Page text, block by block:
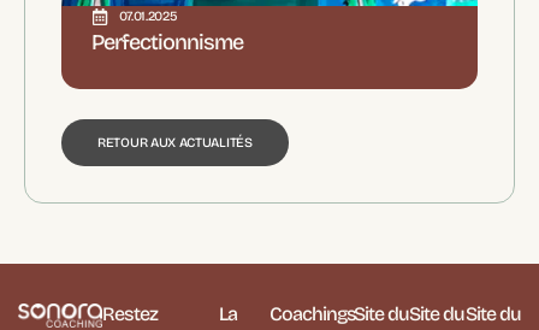
07.01.2025
Perfectionnisme
RETOUR AUX ACTUALITÉS
Restez
La
CoachingsSite duSite duSite du